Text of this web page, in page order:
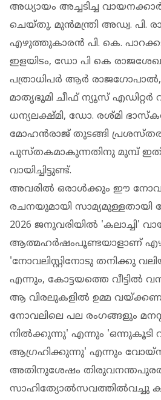
അധ്യായം അച്ചടിച്ച
ചെയ്തു. മുന്‍മന്ത്രി അഡ്വ. പി.
എഴുത്തുകാരന്‍ പി. കെ.
ഇളയിടം, ഡോ പി കെ
പത്രാധിപര്‍ ആര്‍
മാതൃഭൂമി ചീഫ് ന്യൂസ്
ധന്യലക്ഷ്മി, ഡോ. രശ്മി
മോഹന്‍രാജ് തുടങ്ങി
പുസ്തകമാകുന്നതിനു മുമ്പ്
വായിച്ചിട്ടുണ്ട്.
അവരില്‍ ഒരാള്‍ക്കും ഈ
രചനയുമായി സാമ്യമുള്ളതായി
2026 ജനുവരിയില്‍ 'കലാച്ചി'
ആത്മഹര്‍ഷംപൂണ്ടയാളാണ്
'നോവലിസ്റ്റിനോടു തനിക്കു
എന്നും, കോട്ടയത്തെ വീട്ടില്‍
ആ വിരലുകളില്‍ ഉമ്മ
നോവലിലെ പല രംഗങ്ങളും
നില്‍ക്കുന്നു' എന്നും 'ഒന്നുകൂടി
ആഗ്രഹിക്കുന്നു' എന്നും
അതിനുശേഷം
സാഹിത്യോല്‍സവത്തില്‍വച്ചു